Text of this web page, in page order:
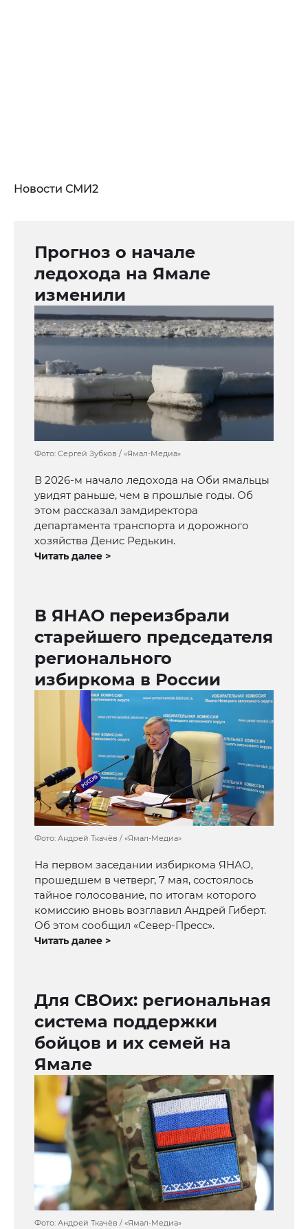
Новости СМИ2
Прогноз о начале
ледохода на Ямале
изменили
Фото: Сергей Зубков / «Ямал-Медиа»
В 2026-м начало ледохода на Оби ямальцы
увидят раньше, чем в прошлые годы. Об
этом рассказал замдиректора
департамента транспорта и дорожного
хозяйства Денис Редькин.
Читать далее >
В ЯНАО переизбрали
старейшего председателя
регионального
избиркома в России
Фото: Андрей Ткачёв / «Ямал-Медиа»
На первом заседании избиркома ЯНАО,
прошедшем в четверг, 7 мая, состоялось
тайное голосование, по итогам которого
комиссию вновь возглавил Андрей Гиберт.
Об этом сообщил «Север-Пресс».
Читать далее >
Для СВОих: региональная
система поддержки
бойцов и их семей на
Ямале
Фото: Андрей Ткачёв / «Ямал-Медиа»